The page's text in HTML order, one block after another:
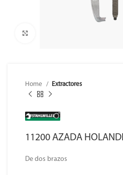
Home Extractores
11200 AZADA
De dos brazos